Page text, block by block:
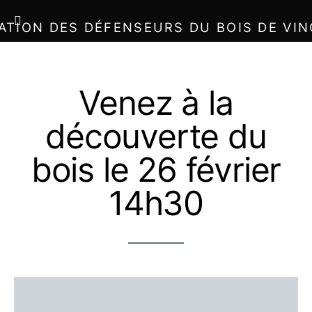
DES DÉFENSEURS DU BOIS DE
Venez à la
découverte du
bois le 26 février
14h30